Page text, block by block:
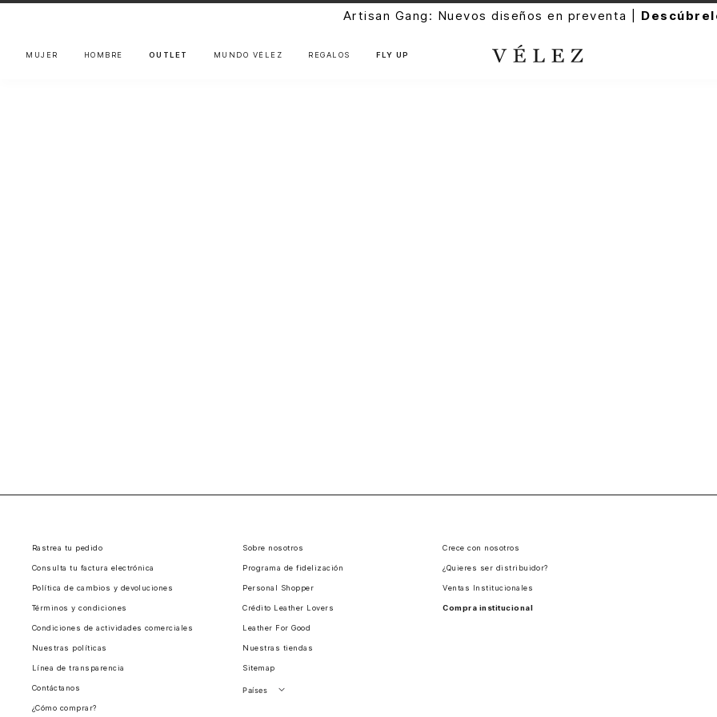
Artisan Gang: Nuevos diseños en preventa |
MUJER HOMBRE OUTLET MUNDO VÉLEZ REGALOS FLY UP
Rastrea tu pedido
Consulta tu factura electrónica
Política de cambios y devoluciones
Términos y condiciones
Condiciones de actividades comerciales
Nuestras políticas
Línea de transparencia
Contáctanos
¿Cómo comprar?
Sobre nosotros
Programa de fidelización
Personal Shopper
Crédito Leather Lovers
Leather For Good
Nuestras tiendas
Sitemap
Países
Crece con nosotros
¿Quieres ser distribuidor?
Ventas Institucionales
Compra institucional